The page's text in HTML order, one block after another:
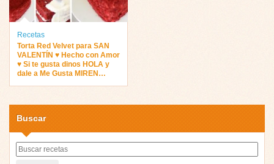
Recetas
Torta Red Velvet para SAN
VALENTÍN ♥ Hecho con Amor
♥ Si te gusta dinos HOLA y
dale a Me Gusta MIREN…
Buscar